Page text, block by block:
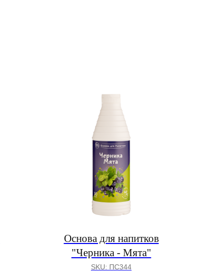
Основа для напитков
"Черника - Мята"
SKU: ПС344